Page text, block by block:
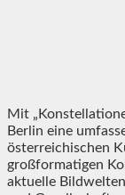
Mit
Berlin eine
österreichischen
großformatigen
aktuelle